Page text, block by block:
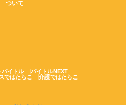
ついて
バイトル
バイトルNEXT
ではたらこ 介護ではたらこ